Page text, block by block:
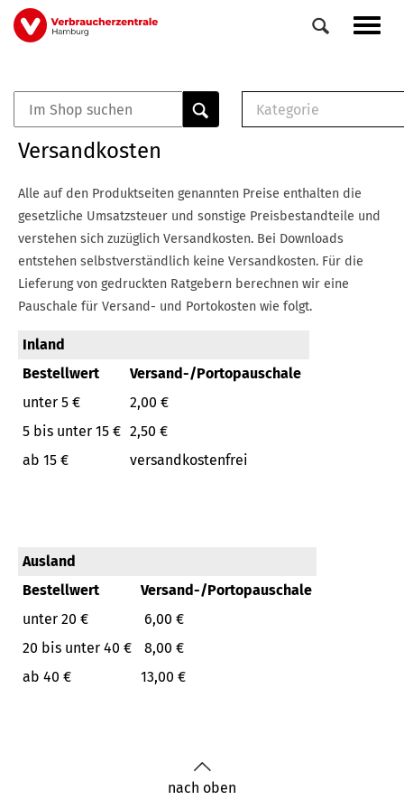
Direkt
zum
Veranstaltungen
0
Kategorie
E-Broschüre
Checklisten (PDF)
Broschüre
Buch
Versandkosten
Alle auf den Produktseiten genannten Preise enthalten die
gesetzliche Umsatzsteuer und sonstige Preisbestandteile und
verstehen sich zuzüglich Versandkosten. Bei Downloads
entstehen selbstverständlich keine Versandkosten. Für die
Lieferung von gedruckten Ratgebern berechnen wir eine
Pauschale für Versand- und Portokosten wie folgt.
Inland
Bestellwert
Versand-/Portopauschale
unter 5 €
2,00 €
5 bis unter 15 € 2,50 €
ab 15 €
versandkostenfrei
Ausland
Bestellwert
Versand-/Portopauschale
unter 20 €
6,00 €
20 bis unter 40 €
8,00 €
ab 40 €
13,00 €
nach oben